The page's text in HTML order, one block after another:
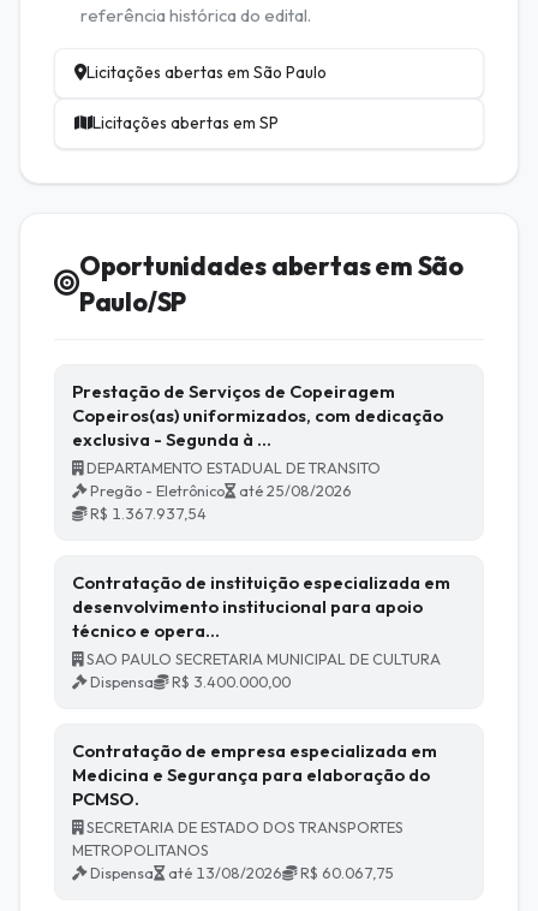
referência histórica do edital.
Licitações abertas em São Paulo
Licitações abertas em SP
Oportunidades abertas em São
Paulo/SP
Prestação de Serviços de Copeiragem
Copeiros(as) uniformizados, com dedicação
exclusiva - Segunda à …
DEPARTAMENTO ESTADUAL DE TRANSITO
Pregão - Eletrônico
até 25/08/2026
R$ 1.367.937,54
Contratação de instituição especializada em
desenvolvimento institucional para apoio
técnico e opera…
SAO PAULO SECRETARIA MUNICIPAL DE CULTURA
Dispensa
R$ 3.400.000,00
Contratação de empresa especializada em
Medicina e Segurança para elaboração do
PCMSO.
SECRETARIA DE ESTADO DOS TRANSPORTES
METROPOLITANOS
Dispensa
até 13/08/2026 R$ 60.067,75